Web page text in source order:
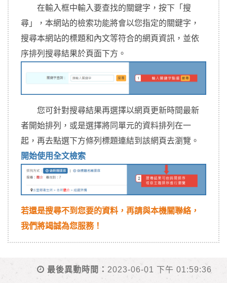
在輸入框中輸入要查找的關鍵字，按下「搜
尋」，本網站的檢索功能將會以您指定的關鍵字，
搜尋本網站的標題和內文等符合的網頁資訊，並依
序排列搜尋結果於頁面下方。
您可針對搜尋結果再選擇以網頁更新時間最新
者開始排列，或是選擇將同單元的資料排列在一
起，再去點選下方條列標題連結到該網頁去瀏覽。
開始使用全文檢索
若還是搜尋不到您要的資料，再請與本機關聯絡，
我們將竭誠為您服務！
最後異動時間： 2023-06-01 下午 01:59:36